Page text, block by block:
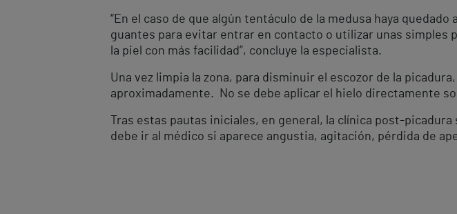
“En el caso de que algún tentáculo de la medusa haya
guantes para evitar entrar en contacto o utilizar unas simples
la piel con más facilidad”, concluye la especialista.
Una vez limpia la zona, para disminuir el escozor de la
aproximadamente. No se debe aplicar el hielo directamente
Tras estas pautas iniciales, en general, la clínica post-
debe ir al médico si aparece angustia, agitación, pérdida de